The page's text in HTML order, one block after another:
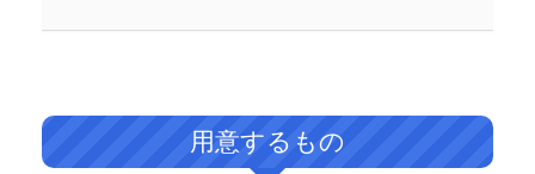
用意するもの